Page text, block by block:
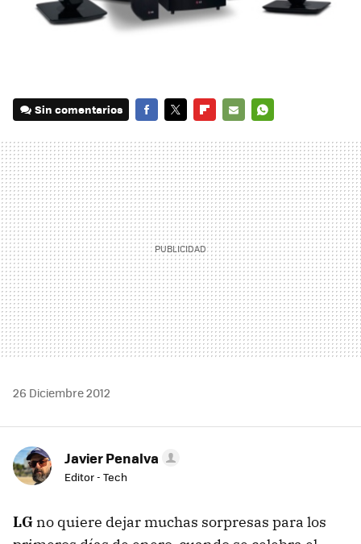
Sin comentarios
MAIL
26 Diciembre 2012
Javier Penalva
Editor - Tech
LG no quiere dejar muchas sorpresas para los